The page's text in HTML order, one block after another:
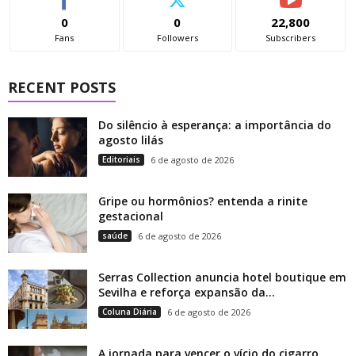
0
Fans
0
Followers
22,800
Subscribers
RECENT POSTS
Do silêncio à esperança: a importância do
agosto lilás
Editoriais 6 de agosto de 2026
Gripe ou hormônios? entenda a rinite
gestacional
saúde 6 de agosto de 2026
Serras Collection anuncia hotel boutique em
Sevilha e reforça expansão da...
Coluna Diária 6 de agosto de 2026
A jornada para vencer o vício do cigarro